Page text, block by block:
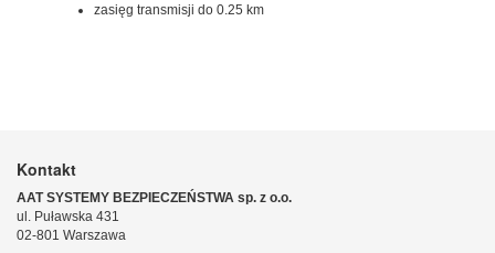
zasięg transmisji do 0.25 km
Kontakt
AAT SYSTEMY BEZPIECZEŃSTWA sp. z o.o.
ul. Puławska 431
02-801 Warszawa